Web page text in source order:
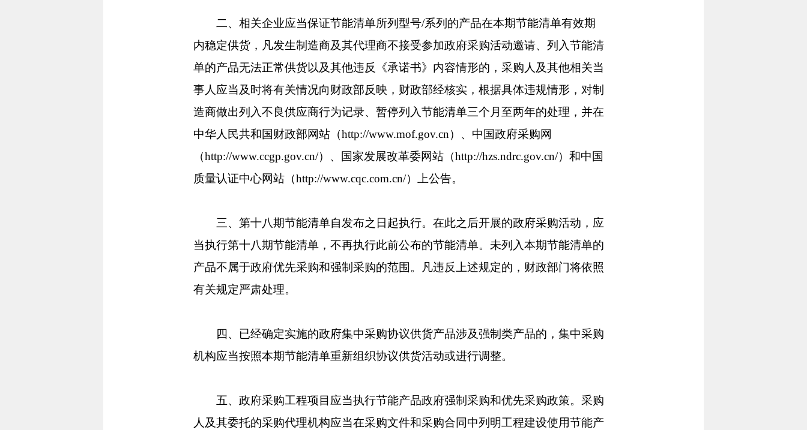
二、相关企业应当保证节能清单所列型号/系列的产品在本期节能清单有效期
内稳定供货，凡发生制造商及其代理商不接受参加政府采购活动邀请、列入节能清
单的产品无法正常供货以及其他违反《承诺书》内容情形的，采购人及其他相关当
事人应当及时将有关情况向财政部反映，财政部经核实，根据具体违规情形，对制
造商做出列入不良供应商行为记录、暂停列入节能清单三个月至两年的处理，并在
中华人民共和国财政部网站（http://www.mof.gov.cn）、中国政府采购网
（http://www.ccgp.gov.cn/）、国家发展改革委网站（http://hzs.ndrc.gov.cn/）和中国
质量认证中心网站（http://www.cqc.com.cn/）上公告。
三、第十八期节能清单自发布之日起执行。在此之后开展的政府采购活动，应
当执行第十八期节能清单，不再执行此前公布的节能清单。未列入本期节能清单的
产品不属于政府优先采购和强制采购的范围。凡违反上述规定的，财政部门将依照
有关规定严肃处理。
四、已经确定实施的政府集中采购协议供货产品涉及强制类产品的，集中采购
机构应当按照本期节能清单重新组织协议供货活动或进行调整。
五、政府采购工程项目应当执行节能产品政府强制采购和优先采购政策。采购
人及其委托的采购代理机构应当在采购文件和采购合同中列明工程建设使用节能产